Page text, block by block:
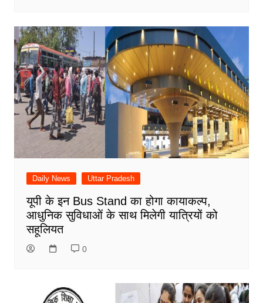
Daily News Uttar Pradesh
यूपी के इन Bus Stand का होगा कायाकल्प,
आधुनिक सुविधाओं के साथ मिलेगी यात्रियों को
सहूलियत
0